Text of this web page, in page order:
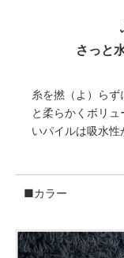
さっと
糸を撚（よ）らず
と柔らかくボリ
いパイルは吸水性
■カラー